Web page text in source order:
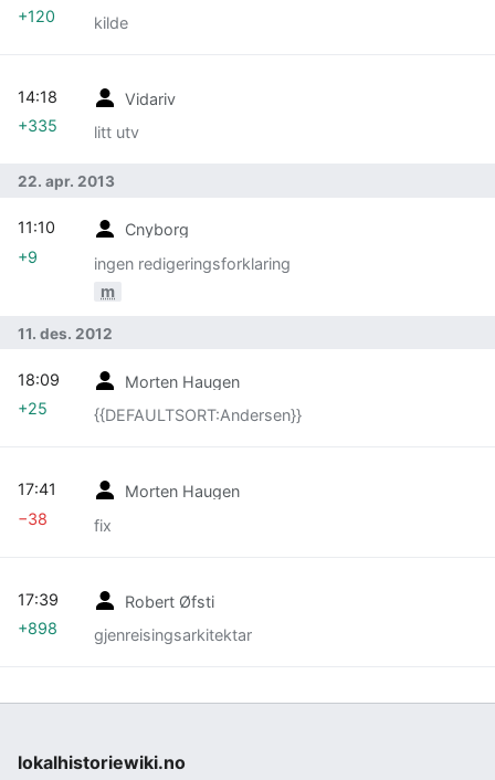
kilde
+120
Vidariv
litt utv
14:18
+335
22. apr. 2013
Cnyborg
ingen redigeringsforklaring
m
11:10
+9
11. des. 2012
Morten Haugen
{{DEFAULTSORT:Andersen}}
18:09
+25
Morten Haugen
fix
17:41
−38
Robert Øfsti
gjenreisingsarkitektar
17:39
+898
lokalhistoriewiki.no